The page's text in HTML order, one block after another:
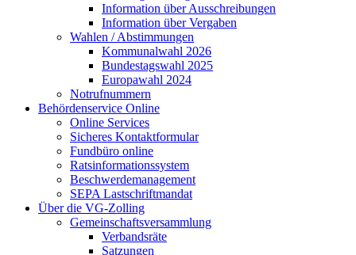
Information über Ausschreibungen
Information über Vergaben
Wahlen / Abstimmungen
Kommunalwahl 2026
Bundestagswahl 2025
Europawahl 2024
Notrufnummern
Behördenservice Online
Online Services
Sicheres Kontaktformular
Fundbüro online
Ratsinformationssystem
Beschwerdemanagement
SEPA Lastschriftmandat
Über die VG-Zolling
Gemeinschaftsversammlung
Verbandsräte
Satzungen